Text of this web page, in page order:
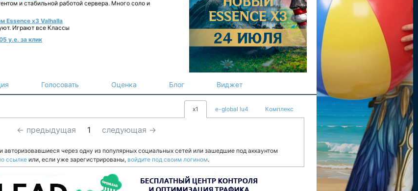
и стабильной работой сервера. Много соло и
Essence x3 Valhalla
Играют все Классы
у.е. за клик
Голосовать Оценка Блог Виджет
x1 e-global lu4 Комплекс
← предыдущая 1 следующая →
авторизовавшиеся через одну из популярных социальных сетей или зашедшие под аккаунтом
ссылке или, если уже зарегистрированы, войдите под своим логином.